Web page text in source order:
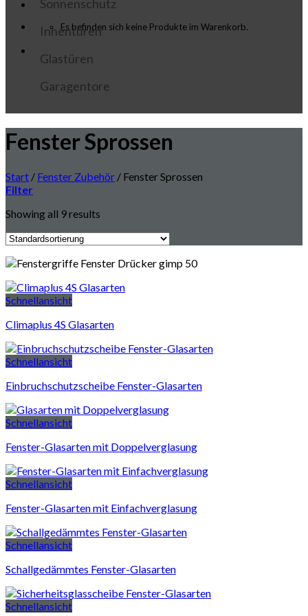
Es befinden sich keine Produkte im Warenkorb.
Sonnenschutz
Innentüren
Glastüren
Garagentore
Fenster Sprossen
Start / Fenster Zubehör / Fenster Sprossen
Filter
Showing all 9 results
Schnellansicht
Climaplus 4S Glasarten
Schnellansicht
Einbruchschutzscheibe Fenster-Glasarten
Schnellansicht
Fenster-Glasarten mit Doppelverglasung
Schnellansicht
Fenster-Glasarten mit Einfachverglasung
Schnellansicht
Schallgedämmtes Fenster-Glasarten
Schnellansicht